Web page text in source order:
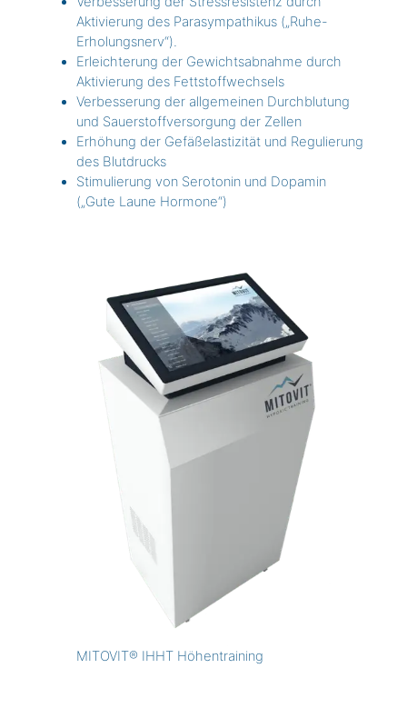
Aktivierung des Parasympathikus („Ruhe-
Erholungsnerv“).
Erleichterung der Gewichtsabnahme durch
Aktivierung des Fettstoffwechsels
Verbesserung der allgemeinen Durchblutung
und Sauerstoffversorgung der Zellen
Erhöhung der Gefäßelastizität und Regulierung
des Blutdrucks
Stimulierung von Serotonin und Dopamin
(„Gute Laune Hormone“)
MITOVIT® IHHT Höhentraining